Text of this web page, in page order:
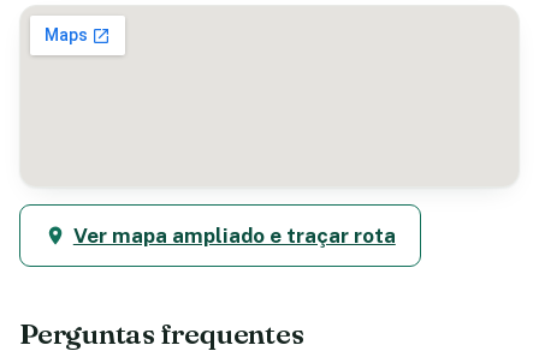
Ver mapa ampliado e traçar rota
Perguntas frequentes